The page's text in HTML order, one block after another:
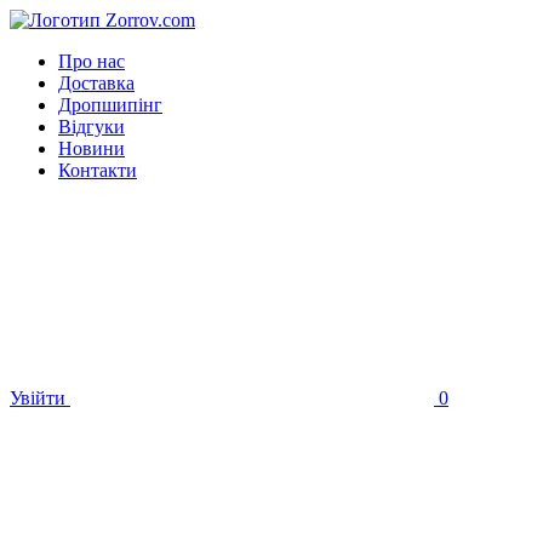
Про нас
Доставка
Дропшипінг
Відгуки
Новини
Контакти
Увійти 0